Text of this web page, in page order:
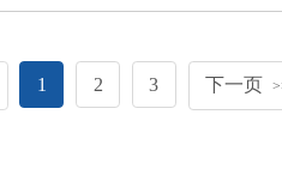
1 2 3 下一页